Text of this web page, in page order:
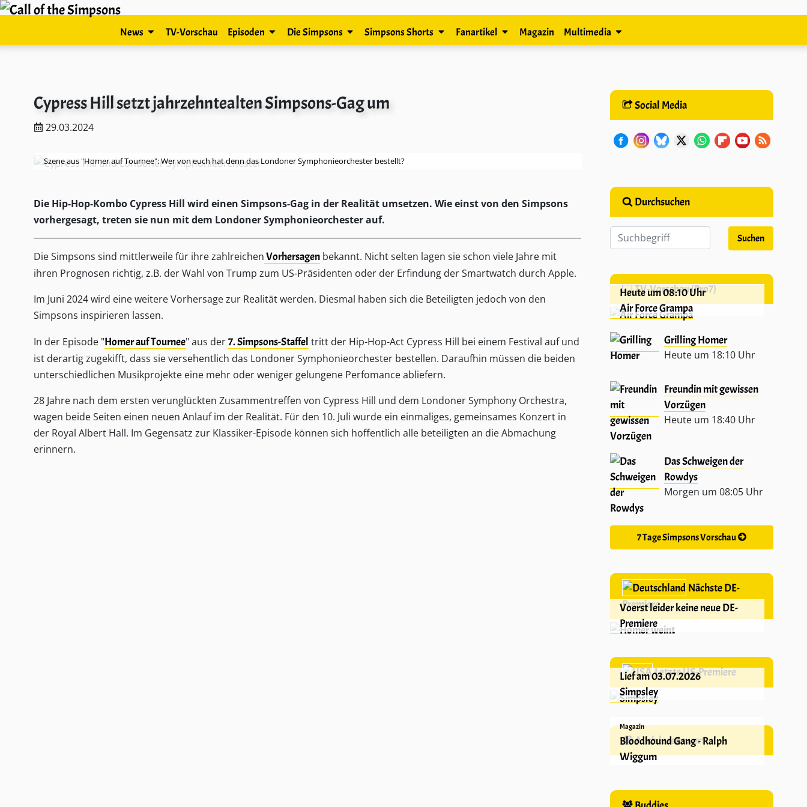
News TV-Vorschau Episoden Die Simpsons Simpsons Shorts Fanartikel Magazin Multimedia
Cypress Hill setzt jahrzehntealten Simpsons-Gag um
29.03.2024
Szene aus "Homer auf Tournee": Wer von euch hat denn das Londoner Symphonieorchester bestellt?
Die Hip-Hop-Kombo Cypress Hill wird einen Simpsons-Gag in der Realität umsetzen. Wie einst von den Simpsons
vorhergesagt, treten sie nun mit dem Londoner Symphonieorchester auf.
Die Simpsons sind mittlerweile für ihre zahlreichenVorhersagen bekannt. Nicht selten lagen sie schon viele Jahre mit
ihren Prognosen richtig, z.B. der Wahl von Trump zum US-Präsidenten oder der Erfindung der Smartwatch durch Apple.
Im Juni 2024 wird eine weitere Vorhersage zur Realität werden. Diesmal haben sich die Beteiligten jedoch von den
Simpsons inspirieren lassen.
In der Episode "Homer auf Tournee" aus der7. Simpsons-Staffel tritt der Hip-Hop-Act Cypress Hill bei einem Festival auf und
ist derartig zugekifft, dass sie versehentlich das Londoner Symphonieorchester bestellen. Daraufhin müssen die beiden
unterschiedlichen Musikprojekte eine mehr oder weniger gelungene Perfomance abliefern.
28 Jahre nach dem ersten verunglückten Zusammentreffen von Cypress Hill und dem Londoner Symphony Orchestra,
wagen beide Seiten einen neuen Anlauf im der Realität. Für den 10. Juli wurde ein einmaliges, gemeinsames Konzert in
der Royal Albert Hall. Im Gegensatz zur Klassiker-Episode können sich hoffentlich alle beteiligten an die Abmachung
erinnern.
Social Media
Durchsuchen
TV-Vorschau (Pro7)
Heute um 08:10 Uhr
Air Force Grampa
Grilling Homer
Heute um 18:10 Uhr
Freundin mit gewissen
Vorzügen
Heute um 18:40 Uhr
Das Schweigen der
Rowdys
Morgen um 08:05 Uhr
7 Tage Simpsons Vorschau
Nächste DE-
Premiere
Voerst leider keine neue DE-
Premiere
Letzte US-Premiere
Lief am 03.07.2026
Simpsley
Auch lesenswert
Magazin
Bloodhound Gang - Ralph
Wiggum